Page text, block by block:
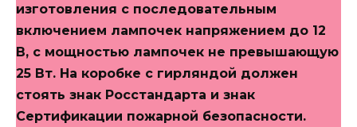
изготовления с последовательным
включением лампочек напряжением до 12
В, с мощностью лампочек не превышающую
25 Вт. На коробке с гирляндой должен
стоять знак Росстандарта и знак
Сертификации пожарной безопасности.